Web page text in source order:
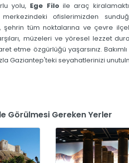
yolu, Ege Filoile araç
ofislerimizden
şehrin tüm noktalarına ve çevre
müzeleri ve yöresel lezzet
etme özgürlüğü yaşarsınız.
Gaziantep'teki seyahatlerinizi
Görülmesi Gereken Yerler